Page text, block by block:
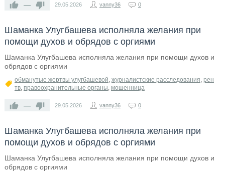
— 29.05.2026 vanny36 0
Шаманка Улугбашева исполняла желания при
помощи духов и обрядов с оргиями
Шаманка Улугбашева исполняла желания при помощи духов и
обрядов с оргиями
обманутые жертвы улугбашевой, журналистские расследования, рен
тв, правоохранительные органы, мошенница
— 29.05.2026 vanny36 0
Шаманка Улугбашева исполняла желания при
помощи духов и обрядов с оргиями
Шаманка Улугбашева исполняла желания при помощи духов и
обрядов с оргиями